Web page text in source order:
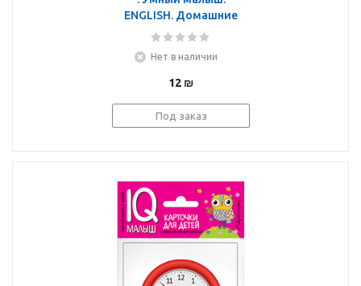
ENGLISH. Домашние
питомцы. Набор
Нет в наличии
12 ₪
Под заказ